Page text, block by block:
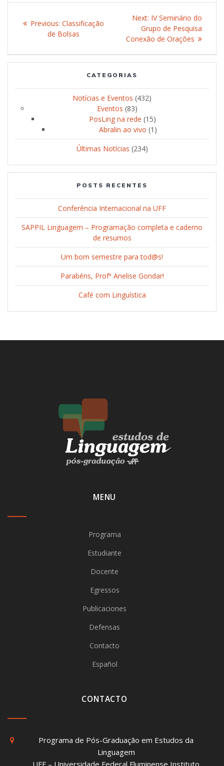
navigation
Previous: Previous
post:
Classificação
de Bolsas
Next: Next
post:
IV Seminário do
Grupo de Pesquisa
Conexão de Orações
CATEGORIAS
Notícias e Eventos (432)
Eventos (83)
PosLing na rede (15)
Abralin ao vivo (1)
Últimas Notícias (234)
POSTS RECENTES
Conferência Internacional na UFF
SAPPIL Linguagem – Programação completa e caderno
de resumos
Um bom semestre para tod@s!
Parabéns, Profª Anelise Gondar!
Café com Linguística
MENU
Programa
Estudiante
Docente
Egressos
Publicaciones
Defensas
Contacto
Español
CONTACTO
Programa de Pós-Graduação em Estudos da
Linguagem
UFF – Universidade Federal Fluminense Instituto